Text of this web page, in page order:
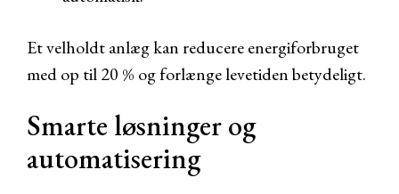
Et velholdt anlæg kan reducere energiforbruget
med op til 20 % og forlænge levetiden betydeligt.
Smarte løsninger og
automatisering